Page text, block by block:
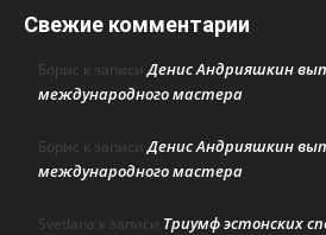
Свежие комментарии
Борис к записиДенис Андрияшкин
международного мастера
Борис к записиДенис Андрияшкин
международного мастера
Svetlana к записи Триумф эстонских